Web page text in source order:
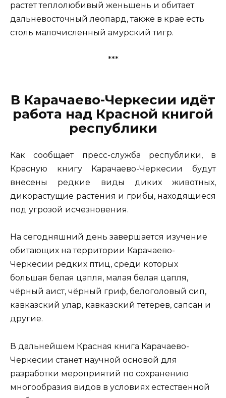
растет теплолюбивый женьшень и обитает
дальневосточный леопард, также в крае есть
столь малочисленный амурский тигр.
***
В Карачаево-Черкесии идёт
работа над Красной книгой
республики
Как сообщает пресс-служба республики, в
Красную книгу Карачаево-Черкесии будут
внесены редкие виды диких животных,
дикорастущие растения и грибы, находящиеся
под угрозой исчезновения.
На сегодняшний день завершается изучение
обитающих на территории Карачаево-
Черкесии редких птиц, среди которых
большая белая цапля, малая белая цапля,
чёрный аист, чёрный гриф, белоголовый сип,
кавказский улар, кавказский тетерев, сапсан и
другие.
В дальнейшем Красная книга Карачаево-
Черкесии станет научной основой для
разработки мероприятий по сохранению
многообразия видов в условиях естественной